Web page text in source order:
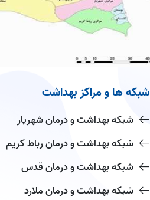
شبکه ها و مراکز بهداشت
شبکه بهداشت و درمان شهریار
شبکه بهداشت و درمان رباط کریم
شبکه بهداشت و درمان قدس
شبکه بهداشت و درمان ملارد